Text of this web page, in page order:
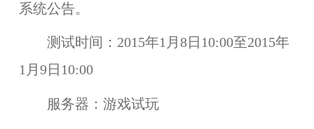
系统公告。
测试时间： 2015年1月8日10:00至2015年
1月9日10:00
服务器： 游戏试玩